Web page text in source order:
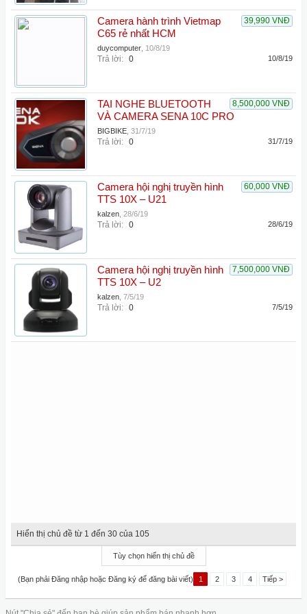
39,990 VNĐ
Camera hành trình Vietmap
C65 rẻ nhất HCM
duycomputer 10/8/19
Trả lời: 0 10/8/19
8,500,000 VNĐ
TAI NGHE BLUETOOTH
VÀ CAMERA SENA 10C PRO
BIGBIKE 31/7/19
Trả lời: 0 31/7/19
60,000 VNĐ
Camera hội nghị truyền hình
TTS 10X – U21
kalzen 28/6/19
Trả lời: 0 28/6/19
7,500,000 VNĐ
Camera hội nghị truyền hình
TTS 10X – U2
kalzen 7/5/19
Trả lời: 0 7/5/19
Hiển thị chủ đề từ 1 đến 30 của 105
Tùy chọn hiển thị chủ đề
(Bạn phải Đăng nhập hoặc Đăng ký để đăng bài viết) 1 2 3 4 Tiếp >